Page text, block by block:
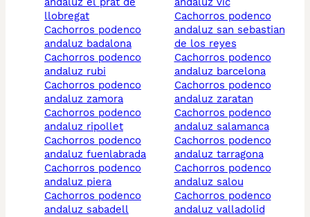
llobregat
cachorros podenco
andaluz badalona
cachorros podenco
andaluz rubi
cachorros podenco
andaluz zamora
cachorros podenco
andaluz ripollet
cachorros podenco
andaluz fuenlabrada
cachorros podenco
andaluz piera
cachorros podenco
andaluz sabadell
cachorros podenco
andaluz san sebastian
de los reyes
cachorros podenco
andaluz barcelona
cachorros podenco
andaluz zaratan
cachorros podenco
andaluz salamanca
cachorros podenco
andaluz tarragona
cachorros podenco
andaluz salou
cachorros podenco
andaluz valladolid